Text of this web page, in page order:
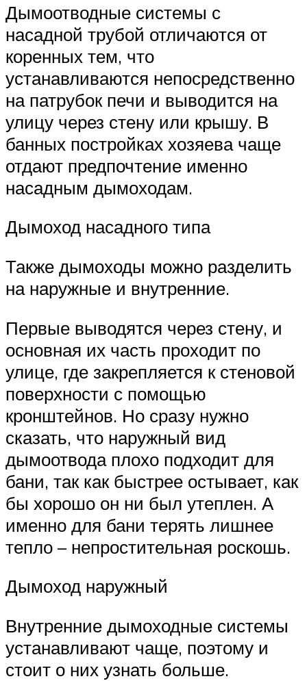
Дымоотводные системы с
насадной трубой отличаются от
коренных тем, что
устанавливаются непосредственно
на патрубок печи и выводится на
улицу через стену или крышу. В
банных постройках хозяева чаще
отдают предпочтение именно
насадным дымоходам.
Дымоход насадного типа
Также дымоходы можно разделить
на наружные и внутренние.
Первые выводятся через стену, и
основная их часть проходит по
улице, где закрепляется к стеновой
поверхности с помощью
кронштейнов. Но сразу нужно
сказать, что наружный вид
дымоотвода плохо подходит для
бани, так как быстрее остывает, как
бы хорошо он ни был утеплен. А
именно для бани терять лишнее
тепло – непростительная роскошь.
Дымоход наружный
Внутренние дымоходные системы
устанавливают чаще, поэтому и
стоит о них узнать больше.